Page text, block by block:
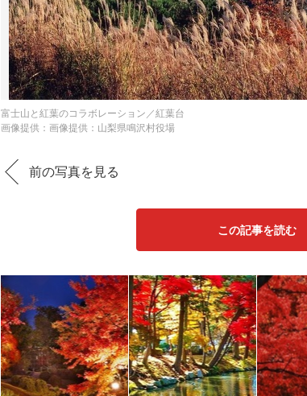
富士山と紅葉のコラボレーション／紅葉台
画像提供：画像提供：山梨県鳴沢村役場
前の写真を見る
この記事を読む